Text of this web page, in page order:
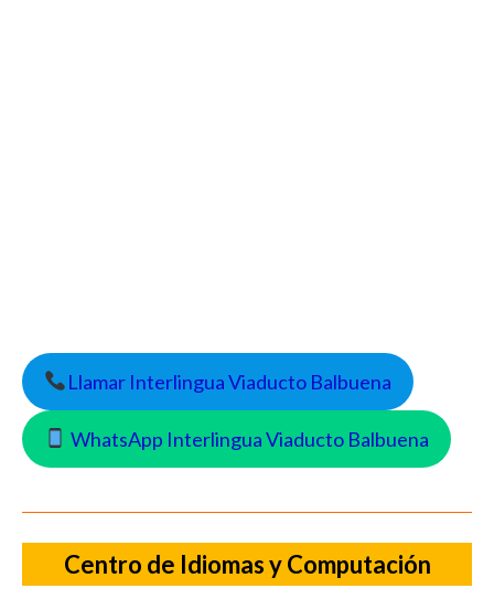
Llamar Interlingua Viaducto Balbuena
WhatsApp Interlingua Viaducto Balbuena
Centro de Idiomas y Computación